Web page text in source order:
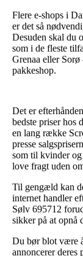
Flere e-shops i
er det så
Desuden skal du
som i de fleste
Grenaa eller
pakkeshop.
Det er
bedste priser hos
en lang række
presse
som til kvinder
love fragt uden
Til gengæld kan
internet handler
Sølv 695712
sikker på at opnå
Du bør blot være
annoncerer deres